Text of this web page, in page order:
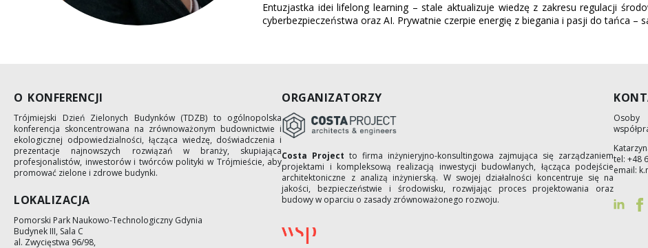
Entuzjastka idei lifelong learning – stale aktualizuje wiedzę z zakresu regulacji
cyberbezpieczeństwa oraz AI. Prywatnie czerpie energię z biegania i pasji do tańca –
O KONFERENCJI
Trójmiejski Dzień Zielonych Budynków (TDZB) to ogólnopolska
konferencja skoncentrowana na zrównoważonym budownictwie i
ekologicznej odpowiedzialności, łącząca wiedzę, doświadczenia i
prezentacje najnowszych rozwiązań w branży, skupiająca
profesjonalistów, inwestorów i twórców polityki w Trójmieście, aby
promować zielone i zdrowe budynki.
LOKALIZACJA
Pomorski Park Naukowo-Technologiczny Gdynia
Budynek III, Sala C
al. Zwycięstwa 96/98,
ORGANIZATORZY
Costa Project to firma inżynieryjno-konsultingowa zajmująca się zarządzaniem
projektami i kompleksową realizacją inwestycji budowlanych, łącząca podejście
architektoniczne z analizą inżynierską. W swojej działalności koncentruje się na
jakości, bezpieczeństwie i środowisku, rozwijając proces projektowania oraz
budowy w oparciu o zasady zrównoważonego rozwoju.
tel: +48
email: